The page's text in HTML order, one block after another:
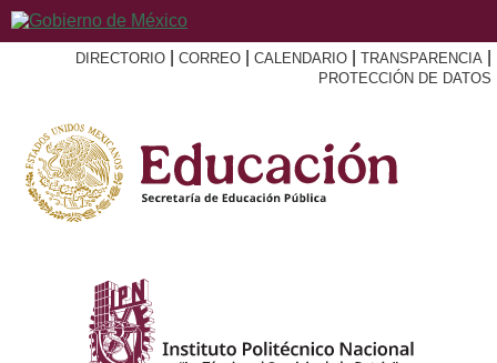
DIRECTORIO CORREO CALENDARIO TRANSPARENCIA
PROTECCIÓN DE DATOS